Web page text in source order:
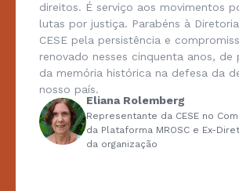
direitos. É serviço aos movimentos
lutas por justiça. Parabéns à
CESE pela persistência e
renovado nesses cinquenta anos, de
da memória histórica na defesa da
nosso país.
Eliana Rolemberg
Representante da CESE no
da Plataforma MROSC e Ex-
da organização